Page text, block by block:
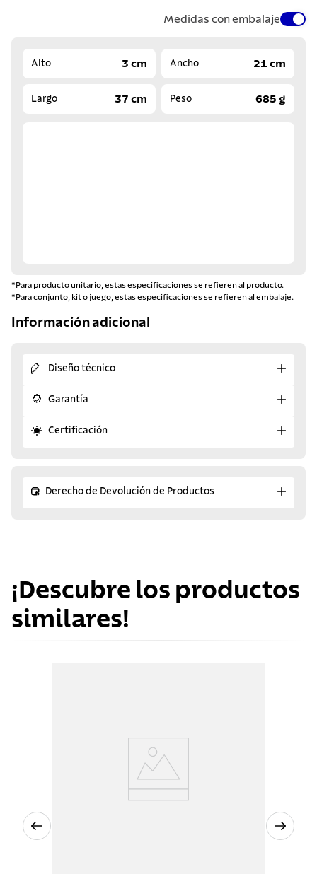
Medidas con embalaje
Alto 3 cm Ancho 21 cm
Largo 37 cm Peso 685 g
*Para producto unitario, estas especificaciones se refieren al producto.
*Para conjunto, kit o juego, estas especificaciones se refieren al embalaje.
Información adicional
Diseño técnico
Garantía
Certificación
Derecho de Devolución de Productos
¡Descubre los productos
similares!